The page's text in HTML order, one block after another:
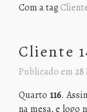
Com a tag
Cliente
Publicado em 28
Quarto 116.
na mesa, e logo